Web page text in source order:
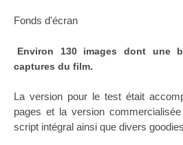
Fonds d'écran
Environ 130 images dont une
captures du film.
La version pour le test était
pages et la version
script intégral ainsi que divers